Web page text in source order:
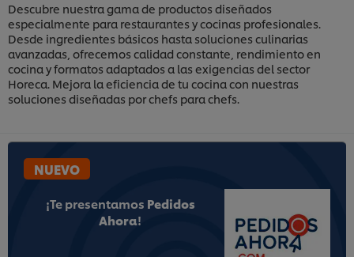
Descubre nuestra gama de productos diseñados
especialmente para restaurantes y cocinas profesionales.
Desde ingredientes básicos hasta soluciones culinarias
avanzadas, ofrecemos calidad constante, rendimiento en
cocina y formatos adaptados a las exigencias del sector
Horeca. Mejora la eficiencia de tu cocina con nuestras
soluciones diseñadas por chefs para chefs.
NUEVO
¡Te presentamos Pedidos
Ahora!